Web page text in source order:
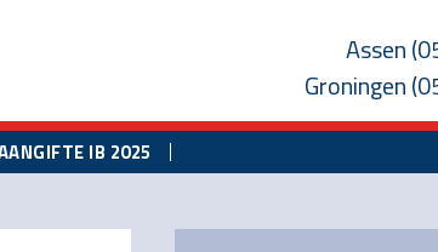
Assen
Groningen
IB 2025